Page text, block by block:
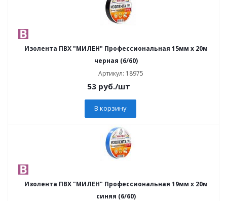
Изолента ПВХ "МИЛЕН" Профессиональная 15мм х 20м
черная (6/60)
Артикул: 18975
53руб./шт
В корзину
Изолента ПВХ "МИЛЕН" Профессиональная 19мм х 20м
синяя (6/60)